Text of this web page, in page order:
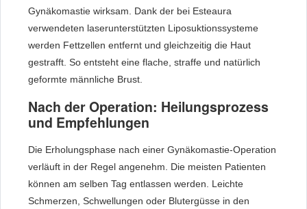
Gynäkomastie wirksam. Dank der bei Esteaura
verwendeten laserunterstützten Liposuktionssysteme
werden Fettzellen entfernt und gleichzeitig die Haut
gestrafft. So entsteht eine flache, straffe und natürlich
geformte männliche Brust.
Nach der Operation: Heilungsprozess
und Empfehlungen
Die Erholungsphase nach einer Gynäkomastie-Operation
verläuft in der Regel angenehm. Die meisten Patienten
können am selben Tag entlassen werden. Leichte
Schmerzen, Schwellungen oder Blutergüsse in den